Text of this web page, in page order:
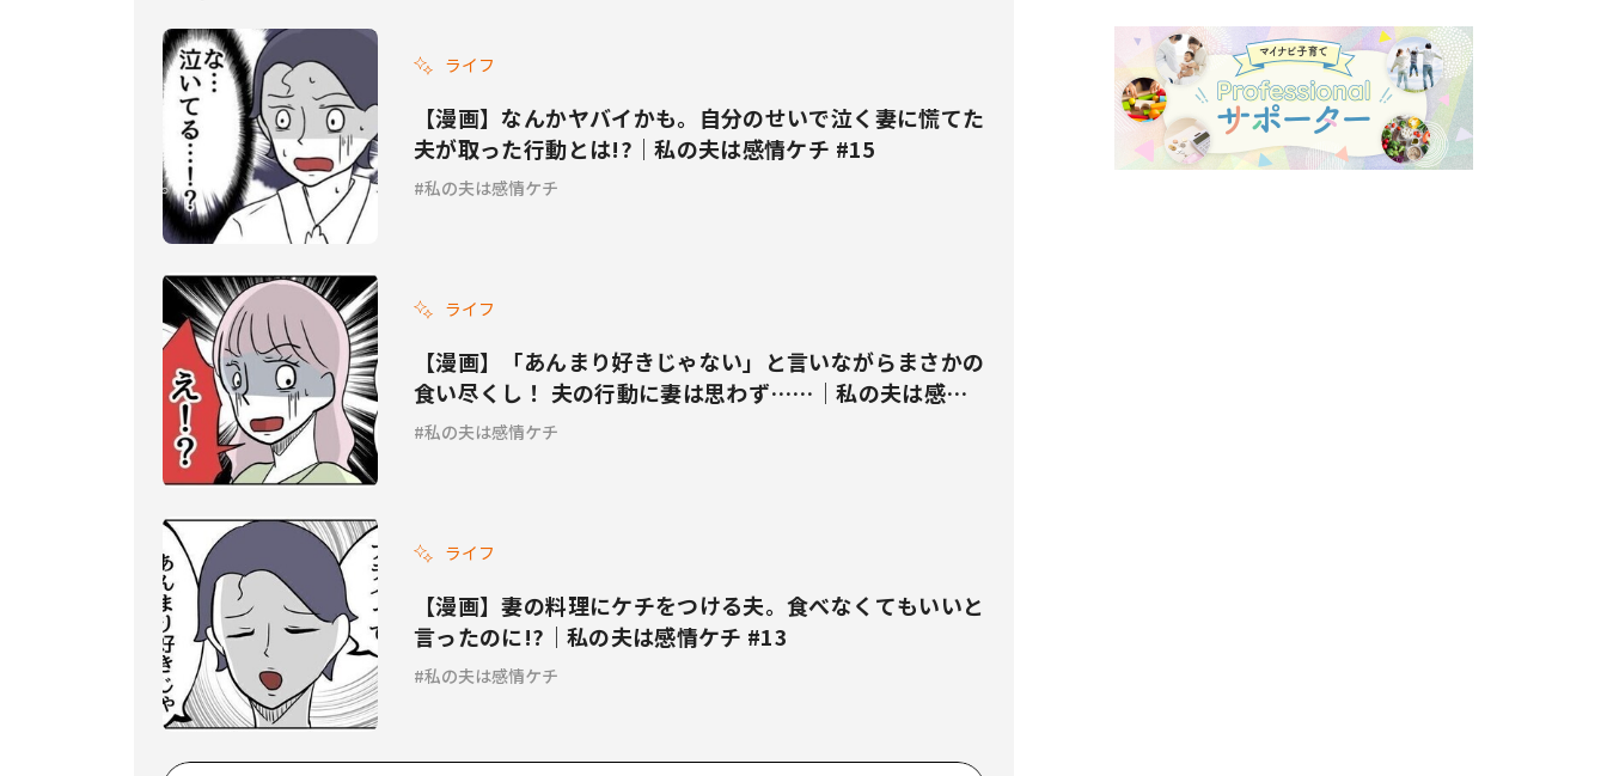
ライフ
【漫画】なんかヤバイかも。自分のせいで泣く妻に慌てた
夫が取った行動とは!?｜私の夫は感情ケチ #15
私の夫は感情ケチ
ライフ
【漫画】「あんまり好きじゃない」と言いながらまさかの
食い尽くし！ 夫の行動に妻は思わず……｜私の夫は感情
ケチ #14
私の夫は感情ケチ
ライフ
【漫画】妻の料理にケチをつける夫。食べなくてもいいと
言ったのに!?｜私の夫は感情ケチ #13
私の夫は感情ケチ